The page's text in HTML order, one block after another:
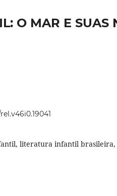
O MAR E SUAS
literatura infantil